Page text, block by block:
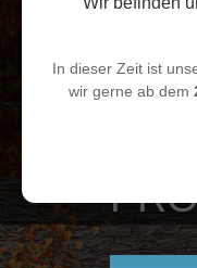
In dieser Zeit ist
wir gerne ab dem